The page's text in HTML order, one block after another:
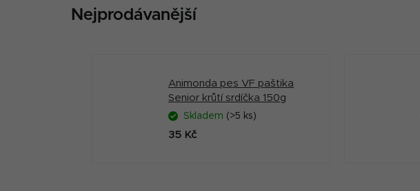
Nejprodávanější
Animonda pes VF paštika
Senior krůtí srdíčka 150g
Skladem (>5 ks)
35 Kč